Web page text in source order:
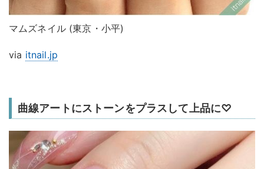
マムズネイル (東京・小平)
via itnail.jp
曲線アートにストーンをプラスして上品に♡